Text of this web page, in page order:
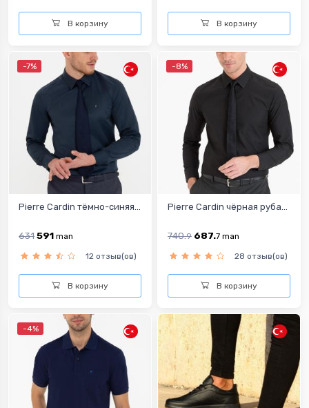
В корзину В корзину
-7%
Pierre Cardin тёмно-синяя...
631591 man
12 отзыв(ов)
В корзину
-8%
Pierre Cardin чёрная руба...
740.9 687.7 man
28 отзыв(ов)
В корзину
-4%